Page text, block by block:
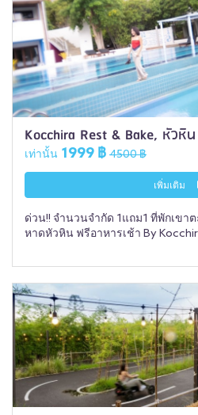
Kocchira Rest & Bake, หัวหิน
เท่านั้น 1999 ฿ 4500 ฿
เพิ่มเติม
ด่วน!! จำนวนจำกัด 1แถม1 ที่พักเขา
หาดหัวหิน ฟรีอาหารเช้า By